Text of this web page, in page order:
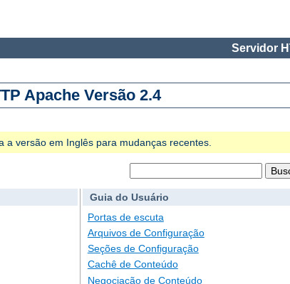
Servidor
Apache Versão 2.4
a versão em Inglês para mudanças recentes.
Guia do Usuário
Portas de escuta
Arquivos de Configuração
Seções de Configuração
Cachê de Conteúdo
Negociação de Conteúdo